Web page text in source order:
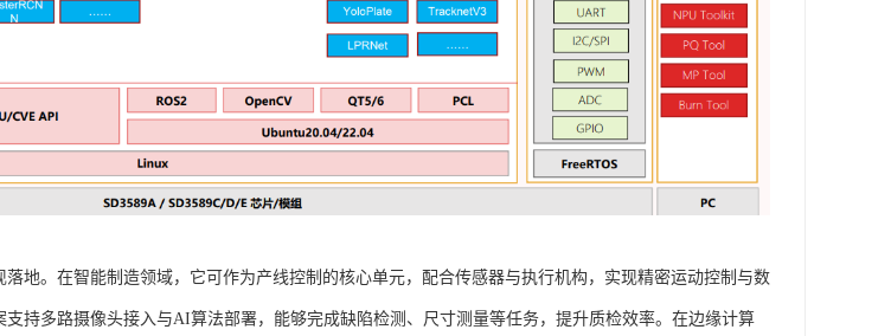
地。在智能制造领域，它可作为产线控制的核心单元，配合传感器与执行机构，实现精密运动控制与数
持多路摄像头接入与AI算法部署，能够完成缺陷检测、尺寸测量等任务，提升质检效率。在边缘计算